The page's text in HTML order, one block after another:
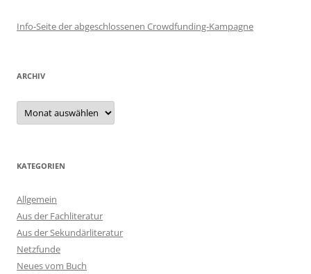
Info-Seite der abgeschlossenen Crowdfunding-Kampagne
ARCHIV
Archiv
KATEGORIEN
Allgemein
Aus der Fachliteratur
Aus der Sekundärliteratur
Netzfunde
Neues vom Buch